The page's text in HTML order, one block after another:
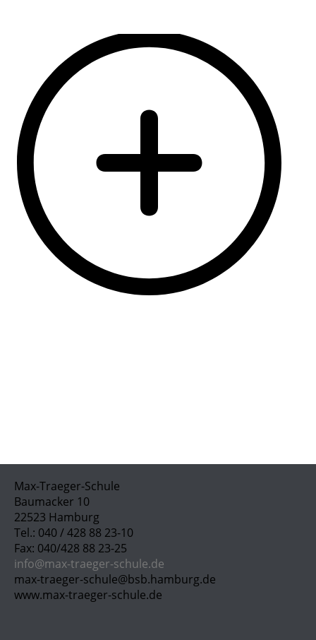
Max-Traeger-Schule
Baumacker 10
22523 Hamburg
Tel.: 040 / 428 88 23-10
Fax: 040/428 88 23-25
info@max-traeger-schule.de
max-traeger-schule@bsb.hamburg.de
www.max-traeger-schule.de